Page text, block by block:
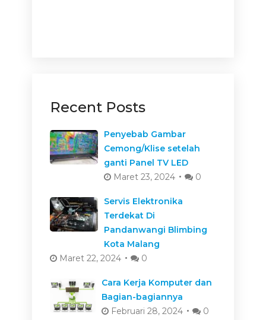
Recent Posts
Penyebab Gambar
Cemong/Klise setelah
ganti Panel TV LED
Maret 23, 2024
0
Servis Elektronika
Terdekat Di
Pandanwangi Blimbing
Kota Malang
Maret 22, 2024
0
Cara Kerja Komputer dan
Bagian-bagiannya
Februari 28, 2024
0